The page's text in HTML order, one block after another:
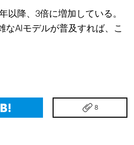
以降、3倍に増加している。
なAIモデルが普及すれば、こ
8